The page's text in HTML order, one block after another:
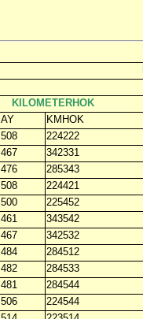
KILOMETERHOK
AY KMHOK
508 224222
467 342331
476 285343
508 224421
500 225452
461 343542
467 342532
484 284512
482 284533
481 284544
506 224544